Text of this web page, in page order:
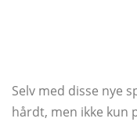
Selv med disse nye
hårdt, men ikke kun